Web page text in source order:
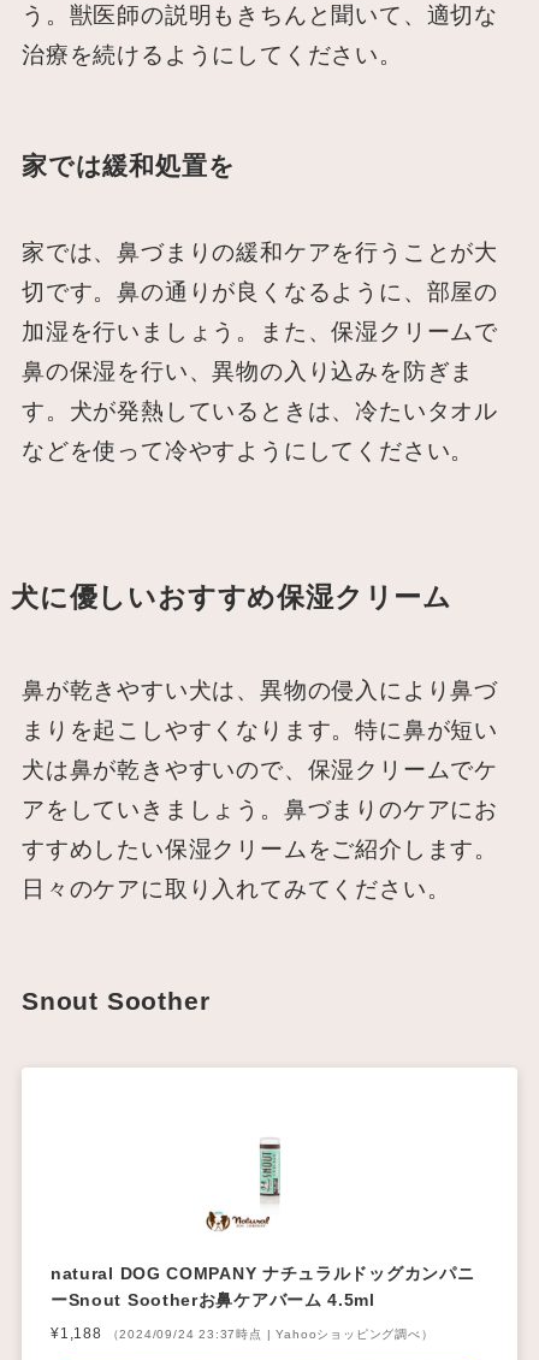
う。獣医師の説明もきちんと聞いて、適切な
治療を続けるようにしてください。
家では緩和処置を
家では、鼻づまりの緩和ケアを行うことが大
切です。鼻の通りが良くなるように、部屋の
加湿を行いましょう。また、保湿クリームで
鼻の保湿を行い、異物の入り込みを防ぎま
す。犬が発熱しているときは、冷たいタオル
などを使って冷やすようにしてください。
犬に優しいおすすめ保湿クリーム
鼻が乾きやすい犬は、異物の侵入により鼻づ
まりを起こしやすくなります。特に鼻が短い
犬は鼻が乾きやすいので、保湿クリームでケ
アをしていきましょう。鼻づまりのケアにお
すすめしたい保湿クリームをご紹介します。
日々のケアに取り入れてみてください。
Snout Soother
natural DOG COMPANY ナチュラルドッグカンパニ
ーSnout Sootherお鼻ケアバーム 4.5ml
¥1,188 （2024/09/24 23:37時点 | Yahooショッピング調べ）